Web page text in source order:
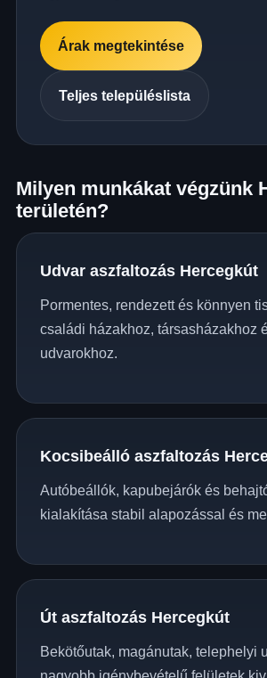
Árak megtekintése
Teljes településlista
Milyen munkákat végzünk
területén?
Udvar aszfaltozás Hercegkút
Pormentes, rendezett és könnyen
családi házakhoz, társasházakhoz
udvarokhoz.
Kocsibeálló aszfaltozás
Autóbeállók, kapubejárók és
kialakítása stabil alapozással és
Út aszfaltozás Hercegkút
Bekötőutak, magánutak, telephelyi